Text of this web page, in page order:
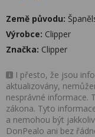
Země původu:
Výrobce: Clipper
Značka: Clipper
I přesto, že jsou
aktualizovány,
nesprávné informace.
zákona. Tyto
a nemohou být
DonPealo ani bez